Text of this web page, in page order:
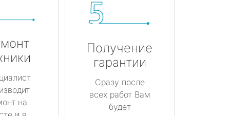
на
Получение
гарантии
Сразу после
всех работ Вам
будет